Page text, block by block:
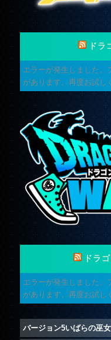
ドラ
エラーが発生しました。
があります。再度お試し
ドラ
エラーが発生しました。
があります。再度お試し
バージョン5いばらの巫